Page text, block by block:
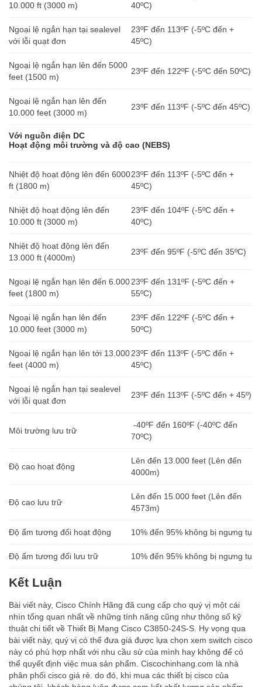
10.000 ft (3000 m)
40ºC)
Ngoại lệ ngắn hạn tại sealevel
với lỗi quạt đơn
23ºF đến 113ºF (-5ºC đến +
45ºC)
Ngoại lệ ngắn hạn lên đến 5000
feet (1500 m)
23ºF đến 122ºF (-5ºC đến 50ºC)
Ngoại lệ ngắn hạn lên đến
10.000 feet (3000 m)
23ºF đến 113ºF (-5ºC đến 45ºC)
Với nguồn điện DC
Hoạt động môi trường và độ cao (NEBS)
Nhiệt độ hoạt động lên đến 6000
ft (1800 m)
23ºF đến 113ºF (-5ºC đến +
45ºC)
Nhiệt độ hoạt động lên đến
10.000 ft (3000 m)
23ºF đến 104ºF (-5ºC đến +
40ºC)
Nhiệt độ hoạt động lên đến
13.000 ft (4000m)
23ºF đến 95ºF (-5ºC đến 35ºC)
Ngoại lệ ngắn hạn lên đến 6.000
feet (1800 m)
23ºF đến 131ºF (-5ºC đến +
55ºC)
Ngoại lệ ngắn hạn lên đến
10.000 feet (3000 m)
23ºF đến 122ºF (-5ºC đến +
50ºC)
Ngoại lệ ngắn hạn lên tới 13.000
feet (4000 m)
23ºF đến 113ºF (-5ºC đến +
45ºC)
Ngoại lệ ngắn hạn tại sealevel
với lỗi quạt đơn
23ºF đến 113ºF (-5ºC đến + 45º)
Môi trường lưu trữ
-40ºF đến 160ºF (-40ºC đến
70ºC)
Độ cao hoạt động
Lên đến 13.000 feet (Lên đến
4000m)
Độ cao lưu trữ
Lên đến 15.000 feet (Lên đến
4573m)
Độ ẩm tương đối hoạt động 10% đến 95% không bị ngưng tụ
Độ ẩm tương đối lưu trữ 10% đến 95% không bị ngưng tụ
Kết Luận
Bài viết này, Cisco Chính Hãng đã cung cấp cho quý vị một cái
nhìn tổng quan nhất về những tính năng cũng như thông số kỹ
thuật chi tiết về Thiết Bị Mạng Cisco C3850-24S-S. Hy vọng qua
bài viết này, quý vị có thể đưa giá được lựa chọn xem switch cisco
này có phù hợp nhất với nhu cầu sử của mình hay không để có
thể quyết định việc mua sản phẩm. Ciscochinhang.com là nhà
phân phối cisco giá rẻ. do đó, khi mua các thiết bị cisco của